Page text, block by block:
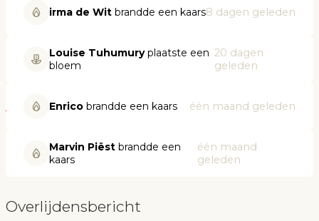
irma de Wit brandde een kaars8 dagen geleden
Louise Tuhumury plaatste een
bloem
20 dagen
geleden
Enrico brandde een kaars één maand geleden
Marvin Piëst brandde een
kaars
één maand
geleden
Overlijdensbericht